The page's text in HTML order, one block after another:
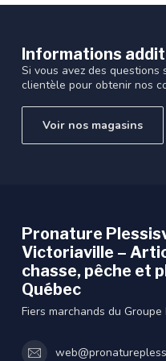
Informations
Si vous avez des
clientèle pour obtenir nos
Voir nos magasins
Pronature
Victoriaville –
chasse, pêche et
Québec
Fiers marchands du Groupe